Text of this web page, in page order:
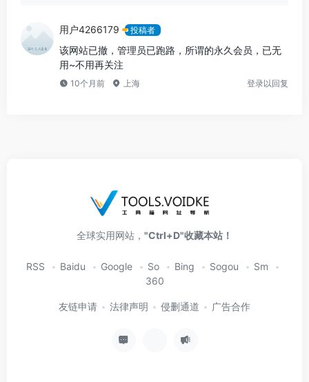
用户4266179 投稿者
该网站已撤，管理员已跑路，所谓的永久会员，已无
用~不用再关注
10个月前 上海 登录以回复
全球实用网站， "Ctrl+D"收藏本站！
RSS Baidu Google So Bing Sogou
Sm
360
友链申请 法律声明 侵删通道 广告合作